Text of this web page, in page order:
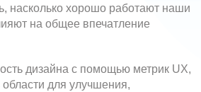
насколько хорошо работают наши
на общее впечатление
дизайна с помощью метрик UX,
для улучшения,